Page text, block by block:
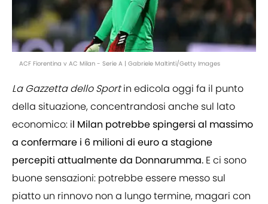
ACF Fiorentina v AC Milan - Serie A | Gabriele Maltinti/Getty Images
La Gazzetta dello Sportin edicola oggi fa il punto
della situazione, concentrandosi anche sul lato
economico: il Milan potrebbe spingersi al massimo
a confermare i 6 milioni di euro a stagione
percepiti attualmente da Donnarumma. E ci sono
buone sensazioni: potrebbe essere messo sul
piatto un rinnovo non a lungo termine, magari con